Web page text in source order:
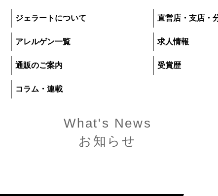
ジェラートについて 直営店・支店・
アレルゲン一覧 求人情報
通販のご案内 受賞歴
コラム・連載
What's News
お知らせ